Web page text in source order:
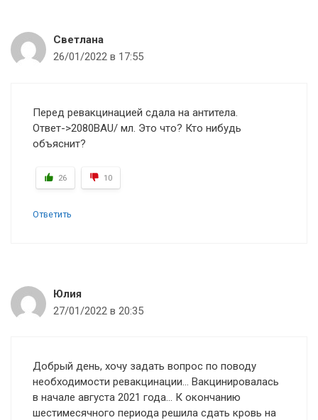
Светлана
26/01/2022 в 17:55
Перед ревакцинацией сдала на антитела.
Ответ->2080ВАU/ мл. Это что? Кто нибудь
объяснит?
26 10
Ответить
Юлия
27/01/2022 в 20:35
Добрый день, хочу задать вопрос по поводу
необходимости ревакцинации… Вакцинировалась
в начале августа 2021 года… К окончанию
шестимесячного периода решила сдать кровь на